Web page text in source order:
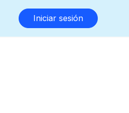
Iniciar sesión